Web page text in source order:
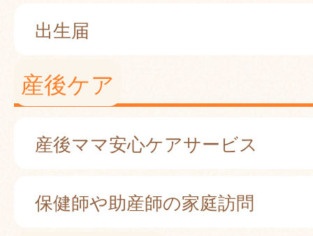
出生届
産後ケア
産後ママ安心ケアサービス
保健師や助産師の家庭訪問